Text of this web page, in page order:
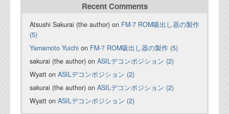
Recent Comments
Atsushi Sakurai (the author) on FM-7 ROM吸出し器の製作
(5)
Yamamoto Yuichi on FM-7 ROM吸出し器の製作 (5)
sakurai (the author) on ASILデコンポジション (2)
Wyatt on ASILデコンポジション (2)
sakurai (the author) on ASILデコンポジション (2)
Wyatt on ASILデコンポジション (2)